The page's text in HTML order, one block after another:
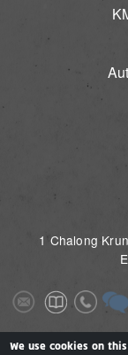
1 Chalong
ImageImageImageImage
Image
We use cookies on